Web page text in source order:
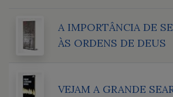
A IMPORTÂNCIA DE
ÀS ORDENS DE DEUS
VEJAM A GRANDE